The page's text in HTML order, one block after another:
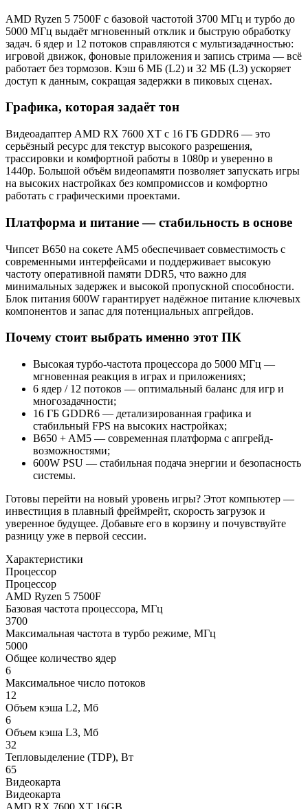
AMD Ryzen 5 7500F с базовой частотой 3700 МГц и турбо до
5000 МГц выдаёт мгновенный отклик и быструю обработку
задач. 6 ядер и 12 потоков справляются с мультизадачностью:
игровой движок, фоновые приложения и запись стрима — всё
работает без тормозов. Кэш 6 МБ (L2) и 32 МБ (L3) ускоряет
доступ к данным, сокращая задержки в пиковых сценах.
Графика, которая задаёт тон
Видеоадаптер AMD RX 7600 XT с 16 ГБ GDDR6 — это
серьёзный ресурс для текстур высокого разрешения,
трассировки и комфортной работы в 1080p и уверенно в
1440p. Большой объём видеопамяти позволяет запускать игры
на высоких настройках без компромиссов и комфортно
работать с графическими проектами.
Платформа и питание — стабильность в основе
Чипсет B650 на сокете AM5 обеспечивает совместимость с
современными интерфейсами и поддерживает высокую
частоту оперативной памяти DDR5, что важно для
минимальных задержек и высокой пропускной способности.
Блок питания 600W гарантирует надёжное питание ключевых
компонентов и запас для потенциальных апгрейдов.
Почему стоит выбрать именно этот ПК
Высокая турбо-частота процессора до 5000 МГц —
мгновенная реакция в играх и приложениях;
6 ядер / 12 потоков — оптимальный баланс для игр и
многозадачности;
16 ГБ GDDR6 — детализированная графика и
стабильный FPS на высоких настройках;
B650 + AM5 — современная платформа с апгрейд-
возможностями;
600W PSU — стабильная подача энергии и безопасность
системы.
Готовы перейти на новый уровень игры? Этот компьютер —
инвестиция в плавный фреймрейт, скорость загрузок и
уверенное будущее. Добавьте его в корзину и почувствуйте
разницу уже в первой сессии.
Характеристики
Процессор
Процессор
AMD Ryzen 5 7500F
Базовая частота процессора, МГц
3700
Максимальная частота в турбо режиме, МГц
5000
Общее количество ядер
6
Максимальное число потоков
12
Объем кэша L2, Мб
6
Объем кэша L3, Мб
32
Тепловыделение (TDP), Вт
65
Видеокарта
Видеокарта
AMD RX 7600 XT 16GB